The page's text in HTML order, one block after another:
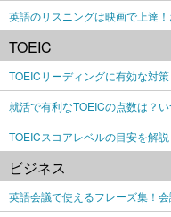
英語のリスニングは映画で上達
TOEIC
TOEICリーディングに有効な対
就活で有利なTOEICの点数は？
TOEICスコアレベルの目安を解
ビジネス
英語会議で使えるフレーズ集！